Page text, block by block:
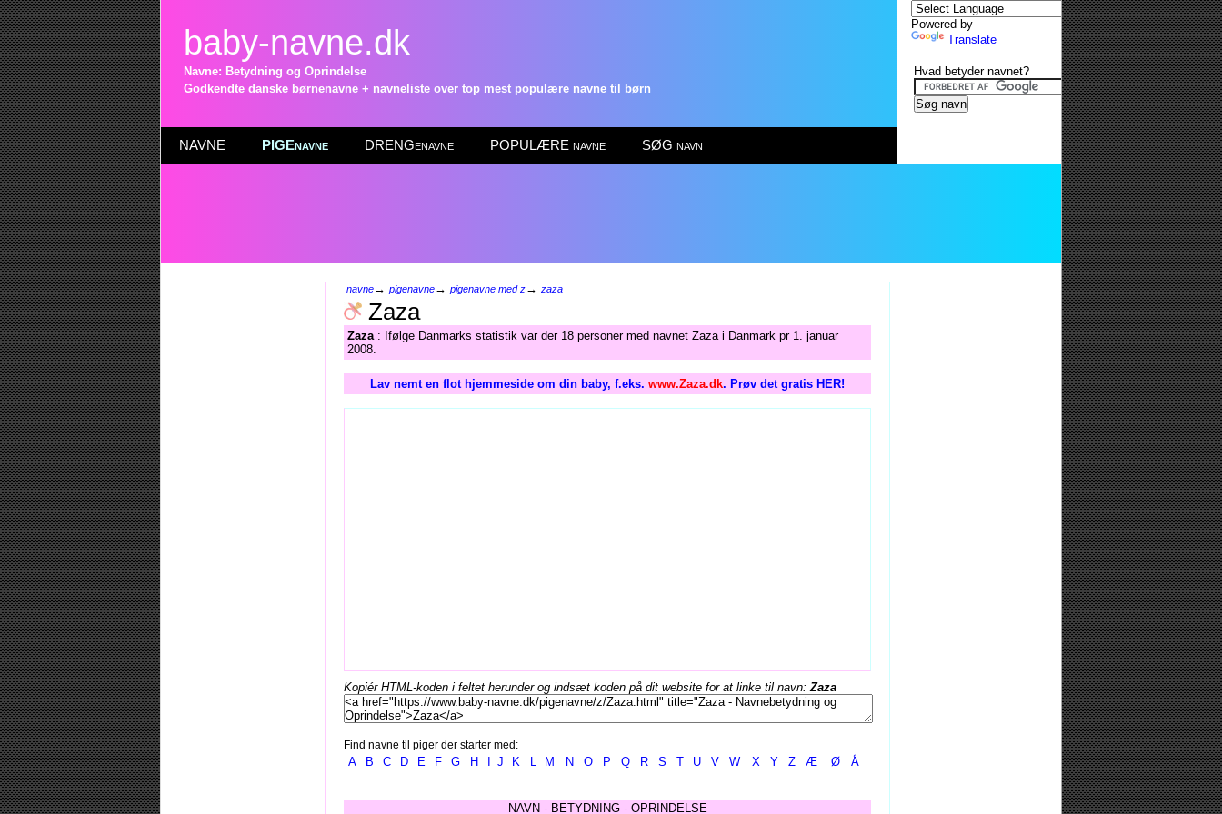
baby-navne.dk
Navne: Betydning og Oprindelse
Godkendte danske børnenavne + navneliste over top mest populære navne til børn
NAVNE PIGEnavne DRENGenavne POPULÆRE navne SØG navn
navne→ pigenavne→ pigenavne med z→ zaza
Zaza
Zaza: Ifølge Danmarks statistik var der 18 personer med navnet Zaza i Danmark pr 1. januar
2008.
Lav nemt en flot hjemmeside om din baby, f.eks. www.Zaza.dk. Prøv det gratis HER!
Kopiér HTML-koden i feltet herunder og indsæt koden på dit website for at linke til navn:Zaza
Find navne til piger der starter med:
A B C D E F G H J K L M N O P Q R S T U V W X Y Z Æ Ø Å
NAVN - BETYDNING - OPRINDELSE
Powered by
Translate
Hvad betyder navnet?